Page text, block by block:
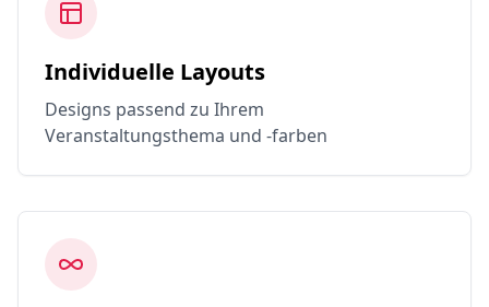
Individuelle Layouts
Designs passend zu Ihrem
Veranstaltungsthema und -farben